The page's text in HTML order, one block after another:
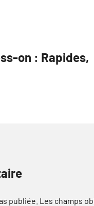
on : Rapides,
publiée. Les champs